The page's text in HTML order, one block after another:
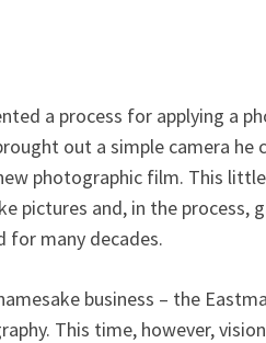
a process for applying a
out a simple camera he
photographic film. This
pictures and, in the process,
many decades.
business – the
This time, however,